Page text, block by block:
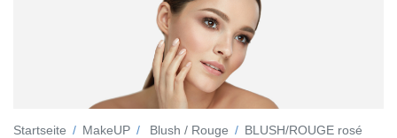
Startseite MakeUP Blush / Rouge BLUSH/ROUGE rosé